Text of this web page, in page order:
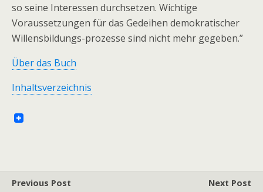
so seine Interessen durchsetzen. Wichtige
Voraussetzungen für das Gedeihen demokratischer
Willensbildungs-prozesse sind nicht mehr gegeben.”
Über das Buch
Inhaltsverzeichnis
Previous Post
Next Post